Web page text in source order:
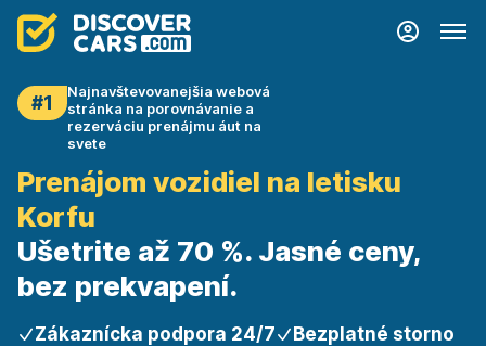
#1
Najnavštevovanejšia webová
stránka na porovnávanie a
rezerváciu prenájmu áut na
svete
Prenájom vozidiel na letisku
Korfu
Ušetrite až 70 %. Jasné ceny,
bez prekvapení.
Zákaznícka podpora 24/7 Bezplatné storno